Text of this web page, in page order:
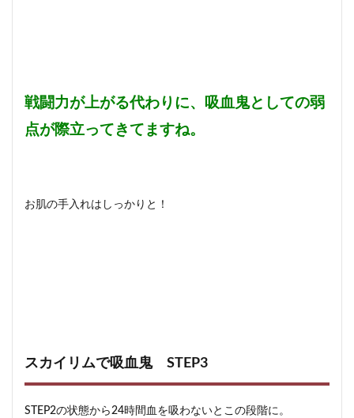
戦闘力が上がる代わりに、吸血鬼としての弱
点が際立ってきてますね。
お肌の手入れはしっかりと！
スカイリムで吸血鬼 STEP3
STEP2の状態から24時間血を吸わないとこの段階に。